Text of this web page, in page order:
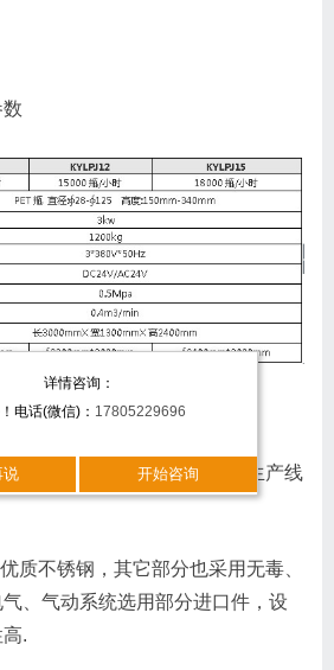
的PET瓶排列整齐地输送到生产线
质不锈钢，其它部分也采用无毒、
、气动系统选用部分进口件，设
.
详情咨询：
电话(微信)： 17805229696
说 开始咨询